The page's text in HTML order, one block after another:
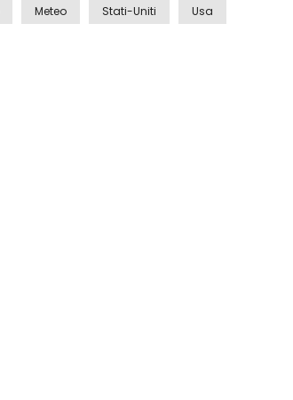
Meteo Stati-Uniti Usa